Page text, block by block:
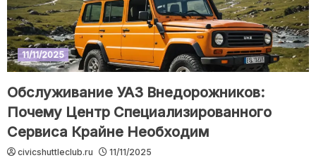
11/11/2025
Обслуживание УАЗ Внедорожников:
Почему Центр Специализированного
Сервиса Крайне Необходим
civicshuttleclub.ru 11/11/2025